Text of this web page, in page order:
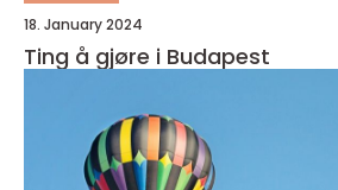
18. January 2024
Ting å gjøre i Budapest